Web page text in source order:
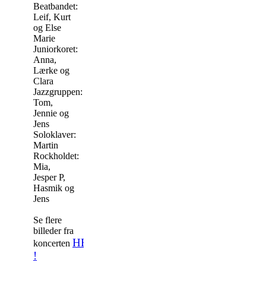
Beatbandet:
Leif, Kurt
og Else
Marie
Juniorkoret:
Anna,
Lærke og
Clara
Jazzgruppen:
Tom,
Jennie og
Jens
Soloklaver:
Martin
Rockholdet:
Mia,
Jesper P,
Hasmik og
Jens
Se flere
billeder fra
koncerten HER
!